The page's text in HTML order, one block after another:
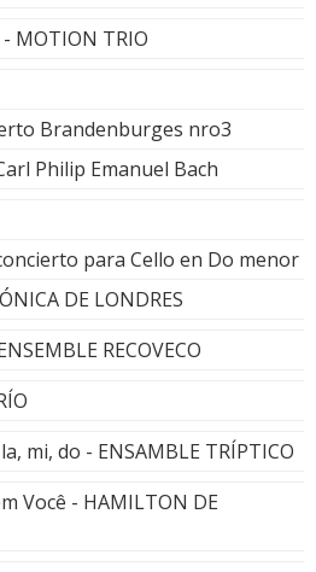
MOTION TRIO
Brandenburges nro3
Philip Emanuel Bach
para Cello en Do menor
DE LONDRES
RECOVECO
mi, do - ENSAMBLE TRÍPTICO
Você - HAMILTON DE